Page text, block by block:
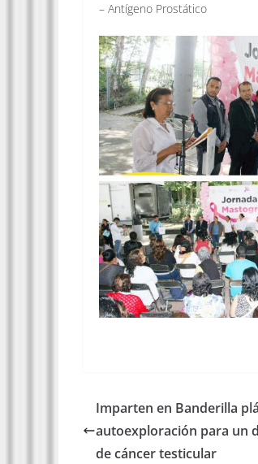
– Antígeno Prostático
Imparten en Banderilla
autoexploración para un
de cáncer testicular